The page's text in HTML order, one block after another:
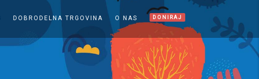
DOBRODELNA TRGOVINA O NAS DONIRAJ